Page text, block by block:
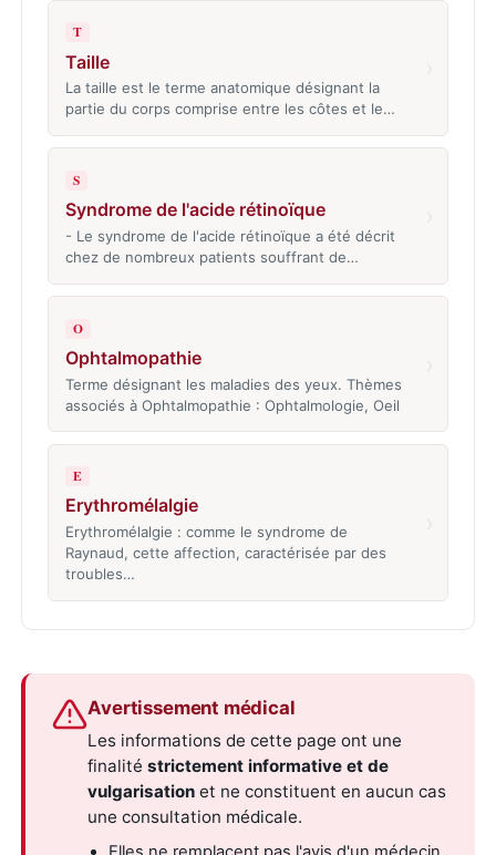
T
Taille
La taille est le terme anatomique désignant la
partie du corps comprise entre les côtes et le…
S
Syndrome de l'acide rétinoïque
- Le syndrome de l'acide rétinoïque a été décrit
chez de nombreux patients souffrant de…
O
Ophtalmopathie
Terme désignant les maladies des yeux. Thèmes
associés à Ophtalmopathie : Ophtalmologie, Oeil
E
Erythromélalgie
Erythromélalgie : comme le syndrome de
Raynaud, cette affection, caractérisée par des
troubles…
Avertissement médical
Les informations de cette page ont une
finalitéstrictement informative et de
vulgarisation et ne constituent en aucun cas
une consultation médicale.